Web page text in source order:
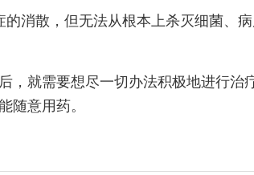
消散，但无法从根本上杀灭细菌、
，就需要想尽一切办法积极地进行治
随意用药。